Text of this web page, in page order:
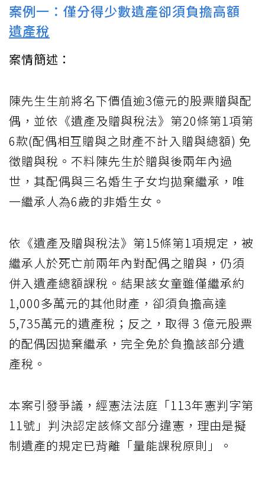
案例一：僅分得少數遺產卻須負擔高額
遺產稅
案情簡述：
陳先生生前將名下價值逾3億元的股票贈與配
偶，並依《遺產及贈與稅法》第20條第1項第
6款(配偶相互贈與之財產不計入贈與總額) 免
徵贈與稅。不料陳先生於贈與後兩年內過
世，其配偶與三名婚生子女均拋棄繼承，唯
一繼承人為6歲的非婚生女。
依《遺產及贈與稅法》第15條第1項規定，被
繼承人於死亡前兩年內對配偶之贈與，仍須
併入遺產總額課稅。結果該女童雖僅繼承約
1,000多萬元的其他財產，卻須負擔高達
5,735萬元的遺產稅；反之，取得 3 億元股票
的配偶因拋棄繼承，完全免於負擔該部分遺
產稅。
本案引發爭議，經憲法法庭「113年憲判字第
11號」判決認定該條文部分違憲，理由是擬
制遺產的規定已背離「量能課稅原則」。